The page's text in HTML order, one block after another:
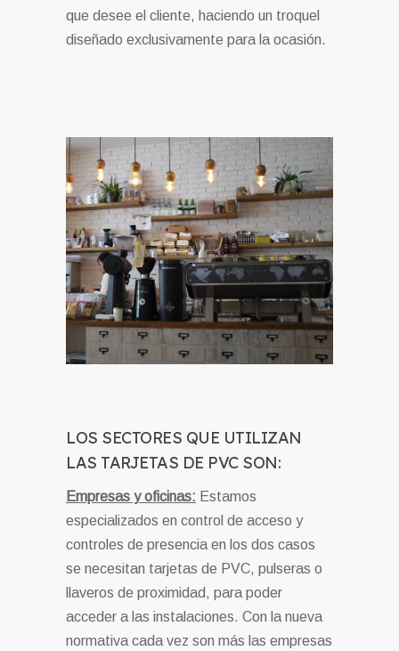
que desee el cliente, haciendo un troquel
diseñado exclusivamente para la ocasión.
LOS SECTORES QUE UTILIZAN
LAS TARJETAS DE PVC SON:
Empresas y oficinas: Estamos
especializados en control de acceso y
controles de presencia en los dos casos
se necesitan tarjetas de PVC, pulseras o
llaveros de proximidad, para poder
acceder a las instalaciones. Con la nueva
normativa cada vez son más las empresas